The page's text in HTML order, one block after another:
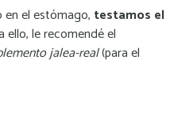
en el estómago, testamos el
ello, le recomendé el
jalea-real(para el